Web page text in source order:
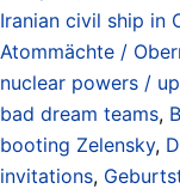
Iranian civil ship in
Atommächte /
nuclear powers /
bad dream teams,
booting Zelensky,
invitations,